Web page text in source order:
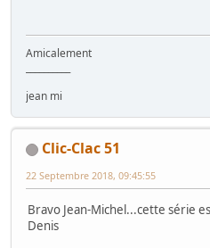
Amicalement
jean mi
Clic-Clac 51
22 Septembre 2018, 09:45:55
Bravo Jean-Michel...cette série
Denis